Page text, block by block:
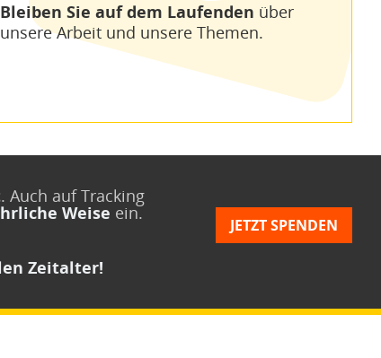
Bleiben Sie auf dem Laufenden über
unsere Arbeit und unsere Themen.
. Auch auf Tracking
Weise ein.
Zeitalter!
JETZT SPENDEN